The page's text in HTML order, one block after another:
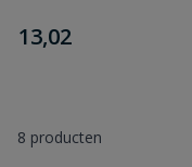
€
13,02
8 producten